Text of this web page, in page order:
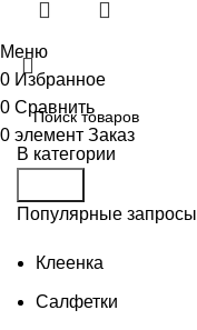
В категории
Популярные запросы
Клеенка
Салфетки
Меню
0 Избранное
0 Сравнить
0 элемент Заказ